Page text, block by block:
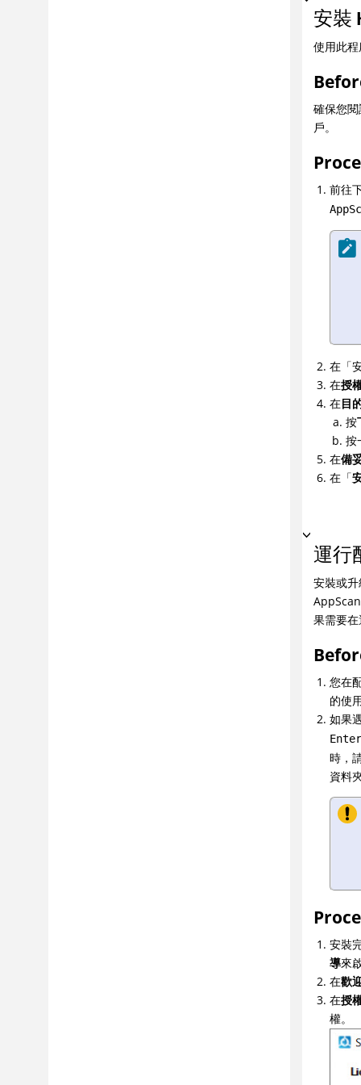
安裝
使用此
確保您
戶。
前往
在「
在授
在目
按
按
在備
在「
運行
安裝或
果需要
您在
的使
如果
時，
資料
安裝
導來
在歡
在授
權。